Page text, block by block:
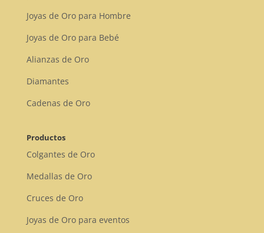
Joyas de Oro para Hombre
Joyas de Oro para Bebé
Alianzas de Oro
Diamantes
Cadenas de Oro
Productos
Colgantes de Oro
Medallas de Oro
Cruces de Oro
Joyas de Oro para eventos